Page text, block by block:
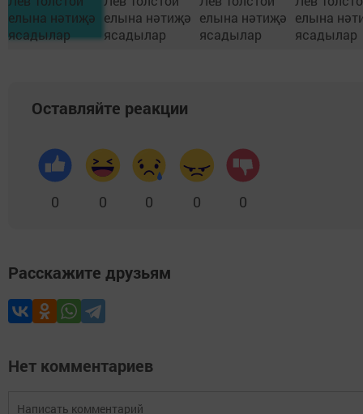
Оставляйте реакции
0 0 0 0 0
Расскажите друзьям
Нет комментариев